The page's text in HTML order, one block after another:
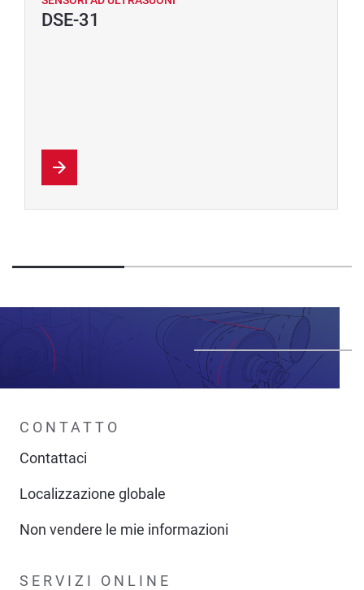
DSE-31
CONTATTO
Contattaci
Localizzazione globale
Non vendere le mie informazioni
SERVIZI ONLINE